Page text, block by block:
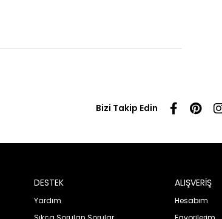
Bizi Takip Edin
DESTEK
Yardım
ALIŞVERİŞ
Hesabım